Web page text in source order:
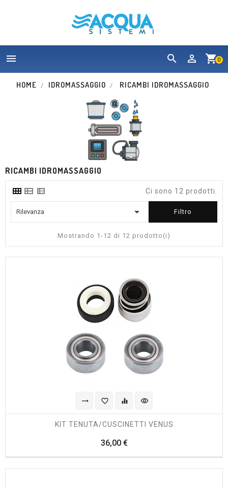
shopping_cart0
 
HOME IDROMASSAGGIO RICAMBI IDROMASSAGGIO
RICAMBI IDROMASSAGGIO
Ci sono 12 prodotti.
Rilevanza  Filtro
Mostrando 1-12 di 12 prodotto(i)
trending_flat favorite_border equalizer visibility
KIT TENUTA/CUSCINETTI VENUS
36,00 €Prezzo